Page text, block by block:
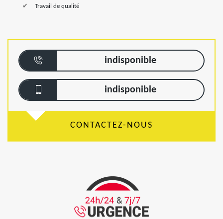
Travail de qualité
indisponible
indisponible
CONTACTEZ-NOUS